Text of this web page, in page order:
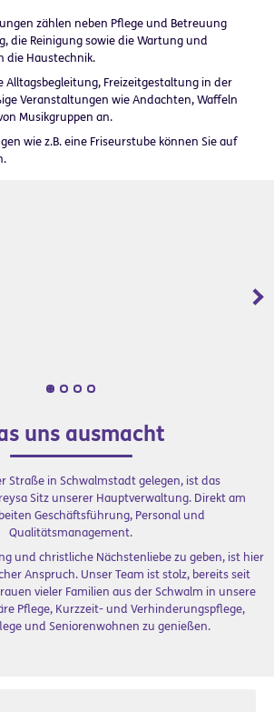
zählen neben Pflege und Betreuung
die Reinigung sowie die Wartung und
die Haustechnik.
Alltagsbegleitung, Freizeitgestaltung in der
Veranstaltungen wie Andachten, Waffeln
Musikgruppen an.
wie z.B. eine Friseurstube können Sie auf
uns ausmacht
Straße in Schwalmstadt gelegen, ist das
Sitz unserer Hauptverwaltung. Direkt am
Geschäftsführung, Personal und
Qualitätsmanagement.
und christliche Nächstenliebe zu geben, ist hier
Anspruch. Unser Team ist stolz, bereits seit
vieler Familien aus der Schwalm in unsere
Pflege, Kurzzeit- und Verhinderungspflege,
und Seniorenwohnen zu genießen.